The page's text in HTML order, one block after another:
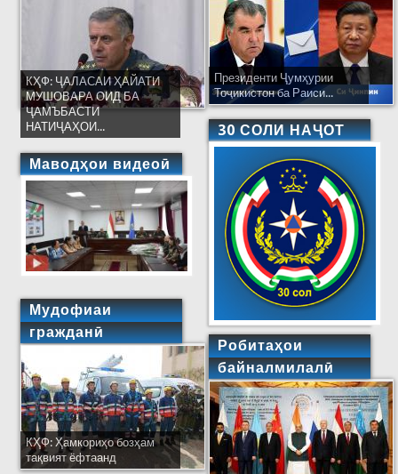
КҲФ: ҶАЛАСАИ ҲАЙАТИ
МУШОВАРА ОИД БА
ҶАМЪБАСТИ
НАТИҶАҲОИ...
Маводҳои видеоӣ
Мудофиаи
гражданӣ
КҲФ: Ҳамкориҳо бозҳам
тақвият ёфтаанд
Президенти Ҷумҳурии
Тоҷикистон ба Раиси...
30 СОЛИ НАҶОТ
Робитаҳои
байналмилалӣ